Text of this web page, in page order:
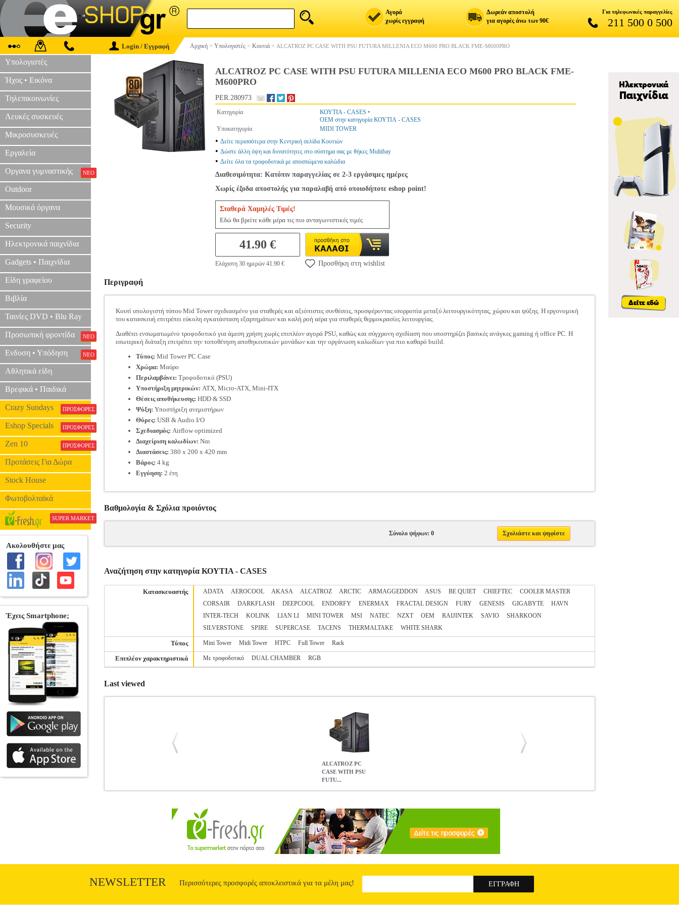
Αγορά
χωρίς εγγραφή
Δωρεάν αποστολή
για αγορές άνω των 90€
Για τηλεφωνικές παραγγελίες
211 500 0 500
Login / Εγγραφή Αρχική > Υπολογιστές > Κουτιά > ALCATROZ PC CASE WITH PSU FUTURA MILLENIA ECO M600 PRO BLACK FME-M600PRO
Υπολογιστές
Ήχος • Εικόνα
Τηλεπικοινωνίες
Λευκές συσκευές
Μικροσυσκευές
Εργαλεία
Οργανα γυμναστικής ΝΕΟ
Outdoor
Μουσικά όργανα
Security
Ηλεκτρονικά παιχνίδια
Gadgets • Παιχνίδια
Είδη γραφείου
Βιβλία
Ταινίες DVD • Blu Ray
Προσωπική φροντίδα ΝΕΟ
Ενδυση • Υπόδηση ΝΕΟ
Αθλητικά είδη
Βρεφικά • Παιδικά
Crazy Sundays ΠΡΟΣΦΟΡΕΣ
Eshop Specials ΠΡΟΣΦΟΡΕΣ
Zen 10 ΠΡΟΣΦΟΡΕΣ
Προτάσεις Για Δώρα
Stock House
Φωτοβολταϊκά
SUPER MARKET
ALCATROZ PC CASE WITH PSU FUTURA MILLENIA ECO M600 PRO BLACK FME-
M600PRO
PER.280973
Κατηγορία ΚΟΥΤΙΑ - CASES •
OEM στην κατηγορία ΚΟΥΤΙΑ - CASES
Υποκατηγορία
MIDI TOWER
• Δείτε περισσότερα στην Κεντρική σελίδα Κουτιών
• Δώστε άλλη όψη και δυνατότητες στο σύστημα σας με θήκες Multibay
• Δείτε όλα τα τροφοδοτικά με αποσπώμενα καλώδια
Διαθεσιμότητα: Κατόπιν παραγγελίας σε 2-3 εργάσιμες ημέρες
Χωρίς έξοδα αποστολής για παραλαβή από οποιοδήποτε eshop point!
Σταθερά Χαμηλές Τιμές!
Εδώ θα βρείτε κάθε μέρα τις πιο ανταγωνιστικές τιμές
41.90 €
Ελάχιστη 30 ημερών 41.90 € Προσθήκη στη wishlist
Περιγραφή
Κουτί υπολογιστή τύπου Mid Tower σχεδιασμένο για σταθερές και αξιόπιστες συνθέσεις, προσφέροντας ισορροπία μεταξύ λειτουργικότητας, χώρου και ψύξης. Η εργονομική
του κατασκευή επιτρέπει εύκολη εγκατάσταση εξαρτημάτων και καλή ροή αέρα για σταθερές θερμοκρασίες λειτουργίας.
Διαθέτει ενσωματωμένο τροφοδοτικό για άμεση χρήση χωρίς επιπλέον αγορά PSU, καθώς και σύγχρονη σχεδίαση που υποστηρίζει βασικές ανάγκες gaming ή office PC. Η
εσωτερική διάταξη επιτρέπει την τοποθέτηση αποθηκευτικών μονάδων και την οργάνωση καλωδίων για πιο καθαρό build.
Τύπος: Mid Tower PC Case
Χρώμα: Μαύρο
Περιλαμβάνει: Τροφοδοτικό (PSU)
Υποστήριξη μητρικών: ATX, Micro-ATX, Mini-ITX
Θέσεις αποθήκευσης: HDD & SSD
Ψύξη: Υποστήριξη ανεμιστήρων
Θύρες: USB & Audio I/O
Σχεδιασμός: Airflow optimized
Διαχείριση καλωδίων: Ναι
Διαστάσεις: 380 x 200 x 420 mm
Βάρος: 4 kg
Εγγύηση: 2 έτη
Βαθμολογία & Σχόλια προιόντος
Σύνολο ψήφων: 0 Σχολιάστε και ψηφίστε
Αναζήτηση στην κατηγορία ΚΟΥΤΙΑ - CASES
Κατασκευαστής ADATA AEROCOOL AKASA ALCATROZ ARCTIC ARMAGGEDDON ASUS BE QUIET CHIEFTEC
COOLER MASTER
CORSAIR
DARKFLASH DEEPCOOL ENDORFY ENERMAX FRACTAL DESIGN FURY GENESIS GIGABYTE
HAVN
INTER-TECH
KOLINK LIAN LI MINI TOWER MSI NATEC NZXT OEM RAIJINTEK SAVIO
SHARKOON
SILVERSTONE
SPIRE SUPERCASE TACENS THERMALTAKE WHITE SHARK
Τύπος Mini Tower Midi Tower HTPC Full Tower Rack
Επιπλέον χαρακτηριστικά Με τροφοδοτικό DUAL CHAMBER RGB
Last viewed
ALCATROZ PC
CASE WITH PSU
FUTU...
αξιόπιστες συνθέσεις, προσφέροντας ισορροπία μεταξύ λειτουργικότητας, χώρου και ψύξης. Η εργονομική του κατασκευή επιτρέπει εύκολη εγκατάσταση
εξαρτημάτων και καλή ροή αέρα για σταθερές θερμοκρασίες λειτουργίας. Διαθέτει ενσωματωμένο τροφοδοτικό για άμεση χρήση χωρίς επιπλέον αγορά PSU,
καθώς και σύγχρονη σχεδίαση που υποστηρίζει βασικές ανάγκες gaming ή office PC. Η εσωτερική διάταξη επιτρέπει την τοποθέτηση αποθηκευτικών μονάδων
και την οργάνωση καλωδίων για πιο καθαρό build. • Τύπος: Mid Tower PC Case• Χρώμα: Μαύρο• Περιλαμβάνει: Τροφοδοτικό (PSU)• Υποστήριξη μητρικών:
ATX, Micro-ATX, Mini-ITX• Θέσεις αποθήκευσης: HDD & SSD• Ψύξη: Υποστήριξη ανεμιστήρων• Θύρες: USB & Audio I/O• Σχεδιασμός: Airflow
NEWSLETTER Περισσότερες προσφορές αποκλειστικά για τα μέλη μας!